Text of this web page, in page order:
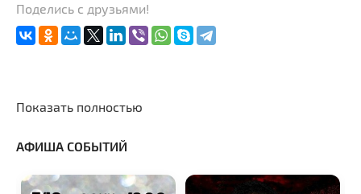
Поделись с друзьями!
Показать полностью
АФИША СОБЫТИЙ